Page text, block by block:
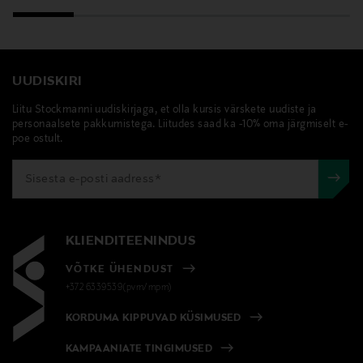
UUDISKIRI
Liitu Stockmanni uudiskirjaga, et olla kursis värskete uudiste ja
personaalsete pakkumistega. Liitudes saad ka -10% oma järgmiselt e-
poe ostult.
KLIENDITEENINDUS
VÕTKE ÜHENDUST
+372 6339539(pvm/mpm)
KORDUMA KIPPUVAD KÜSIMUSED
KAMPAANIATE TINGIMUSED